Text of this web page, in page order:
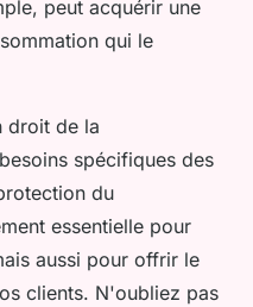
peut acquérir une
qui le
droit de la
spécifiques des
du
essentielle pour
aussi pour offrir le
clients. N'oubliez pas